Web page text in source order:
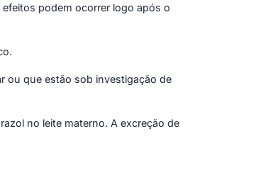
podem ocorrer logo após o
ou que estão sob investigação de
no leite materno. A excreção de